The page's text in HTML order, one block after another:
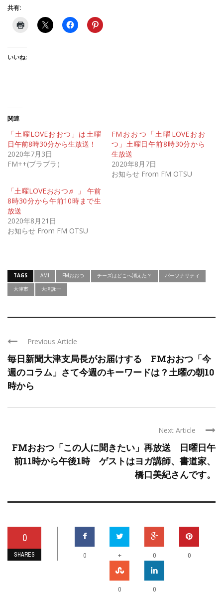
共有:
いいね:
関連
「土曜LOVEおおつ」は土曜
日午前8時30分から生放送！
2020年7月3日
FM++(プラプラ）
FMおおつ「土曜LOVEおお
つ」土曜日午前8時30分から
生放送
2020年8月7日
お知らせ From FM OTSU
「土曜LOVEおおつ♬ 」 午前
8時30分から午前10時まで生
放送
2020年8月21日
お知らせ From FM OTSU
TAGS AMI FMおおつ チーズはどこへ消えた？
パーソナリティ
大津市
大滝詠一
Previous Article
毎日新聞大津支局長がお届けする FMおおつ「今
週のコラム」さて今週のキーワードは？土曜の朝10
時から
Next Article
FMおおつ「この人に聞きたい」再放送 日曜日午
前11時から午後1時 ゲストはヨガ講師、書道家、
橋口美紀さんです。
0
SHARES 0 + 0 0
0 0